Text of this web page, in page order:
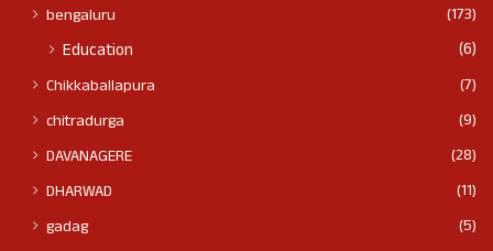
bengaluru
(173)
Education (6)
Chikkaballapura
(7)
chitradurga
(9)
DAVANAGERE
(28)
DHARWAD
(11)
gadag
(5)